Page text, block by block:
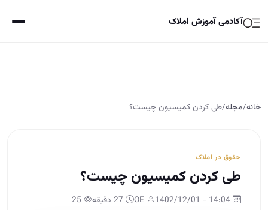
آکادمی آموزش املاک
خانه/مجله/طی کردن کمیسیون چیست؟
حقوق در املاک
طی کردن کمیسیون چیست؟